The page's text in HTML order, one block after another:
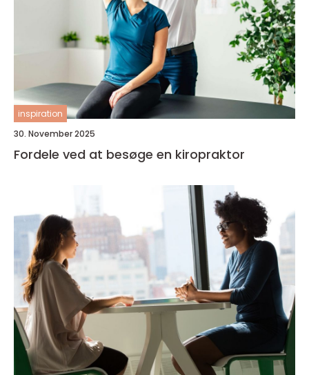
inspiration
30. November 2025
Fordele ved at besøge en kiropraktor